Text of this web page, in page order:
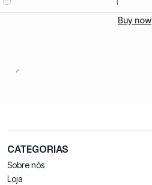
Buy now
CATEGORIAS
Sobre nós
Loja